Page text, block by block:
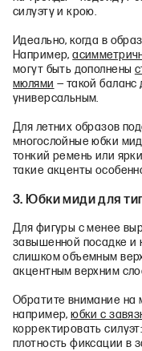
силуэту и крою.
Идеально, когда в
Например,
могут быть дополнены
мюлями — такой баланс
универсальным.
Для летних образов
многослойные юбки
тонкий ремень или
такие акценты
3. Юбки миди для
Для фигуры с менее
завышенной посадке и
слишком объемным
акцентным верхним
Обратите внимание на
например,юбки с
корректировать
плотность фиксации в